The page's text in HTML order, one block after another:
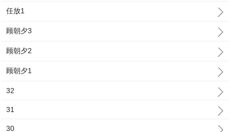
任放1
顾朝夕3
顾朝夕2
顾朝夕1
32
31
30